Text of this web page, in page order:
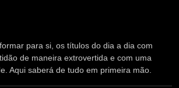
para si, os títulos do dia a dia com
de maneira extrovertida e com uma
Aqui saberá de tudo em primeira mão.